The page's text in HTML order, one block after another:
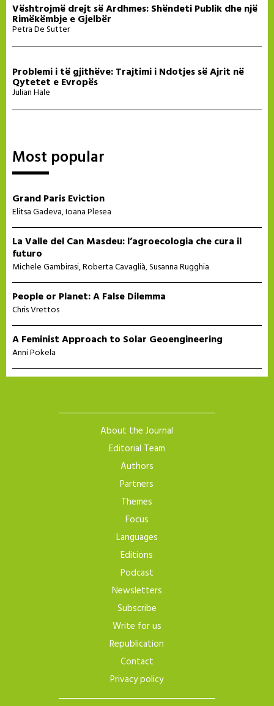
Vështrojmë drejt së Ardhmes: Shëndeti Publik dhe një
Rimëkëmbje e Gjelbër
Petra De Sutter
Problemi i të gjithëve: Trajtimi i Ndotjes së Ajrit në
Qytetet e Evropës
Julian Hale
Most popular
Grand Paris Eviction
Elitsa Gadeva,Ioana Plesea
La Valle del Can Masdeu: l’agroecologia che cura il
futuro
Michele Gambirasi,Roberta Cavaglià,Susanna Rugghia
People or Planet: A False Dilemma
Chris Vrettos
A Feminist Approach to Solar Geoengineering
Anni Pokela
About the Journal
Editorial Team
Authors
Partners
Themes
Focus
Languages
Editions
Podcast
Newsletters
Subscribe
Write for us
Republication
Contact
Privacy policy